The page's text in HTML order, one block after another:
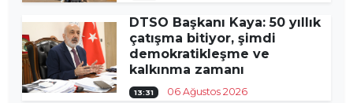
DTSO Başkanı Kaya: 50 yıllık
çatışma bitiyor, şimdi
demokratikleşme ve
kalkınma zamanı
13:31 06 Ağustos 2026